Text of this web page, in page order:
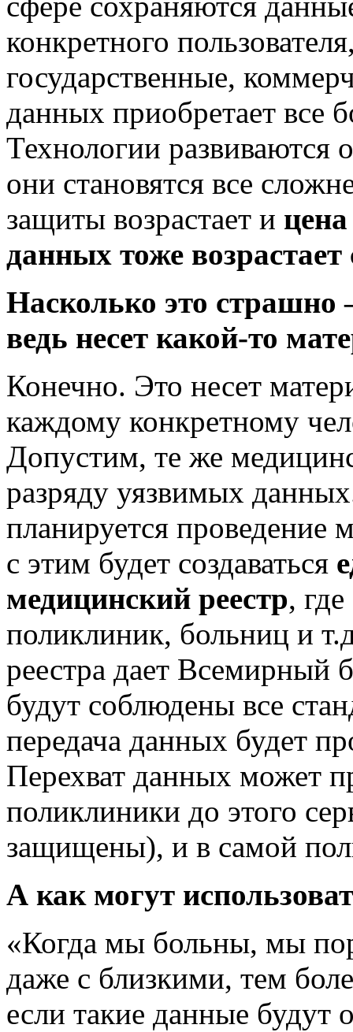
конкретного
государственные,
данных приобретает все
Технологии
они становятся все
защиты возрастает и
данных тоже
Насколько это страшно
ведь несет какой-то
Конечно. Это несет
каждому конкретному
Допустим, те же
разряду уязвимых
планируется проведение
с этим будет создаваться
медицинский реестр,
поликлиник, больниц и
реестра дает Всемирный
будут соблюдены все
передача данных будет
Перехват данных может
поликлиники до этого
защищены), и в самой
А как могут
«Когда мы больны, мы
даже с близкими, тем
если такие данные будут